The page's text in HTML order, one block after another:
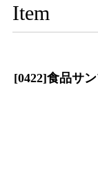
Item
[0422]食品サ